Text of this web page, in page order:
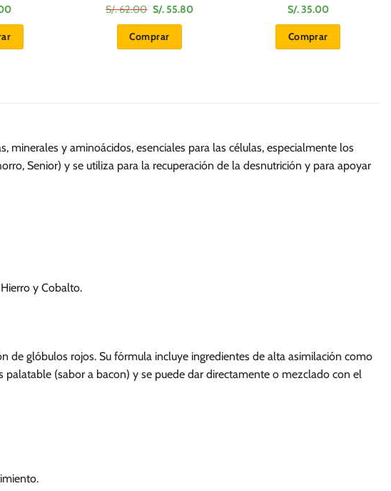
S/.62.00 El
precio
original
era:
S/.
S/. 55.80El
Comprar
S/.35.00
Comprar
y aminoácidos, esenciales para las células, especialmente los
Senior) y se utiliza para la recuperación de la desnutrición y para apoyar
y Cobalto.
glóbulos rojos. Su fórmula incluye ingredientes de alta asimilación como
(sabor a bacon) y se puede dar directamente o mezclado con el